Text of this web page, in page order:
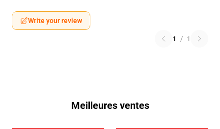
Write your review
1 / 1
Meilleures ventes